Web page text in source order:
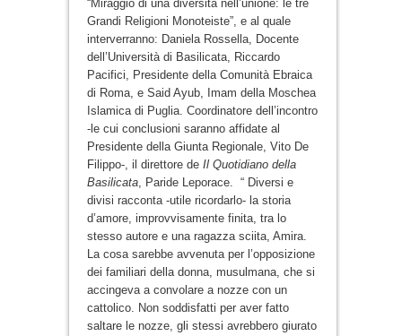
“Miraggio di una diversità nell’unione: le tre
Grandi Religioni Monoteiste”, e al quale
interverranno: Daniela Rossella, Docente
dell’Università di Basilicata, Riccardo
Pacifici, Presidente della Comunità Ebraica
di Roma, e Said Ayub, Imam della Moschea
Islamica di Puglia. Coordinatore dell’incontro
-le cui conclusioni saranno affidate al
Presidente della Giunta Regionale, Vito De
Filippo-, il direttore de Il Quotidiano della
Basilicata, Paride Leporace. “ Diversi e
divisi racconta -utile ricordarlo- la storia
d’amore, improvvisamente finita, tra lo
stesso autore e una ragazza sciita, Amira.
La cosa sarebbe avvenuta per l’opposizione
dei familiari della donna, musulmana, che si
accingeva a convolare a nozze con un
cattolico. Non soddisfatti per aver fatto
saltare le nozze, gli stessi avrebbero giurato